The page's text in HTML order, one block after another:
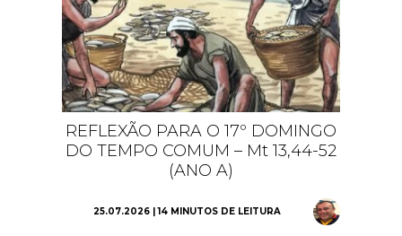
REFLEXÃO PARA O 17º DOMINGO
DO TEMPO COMUM – Mt 13,44-52
(ANO A)
25.07.2026 | 14 MINUTOS DE LEITURA